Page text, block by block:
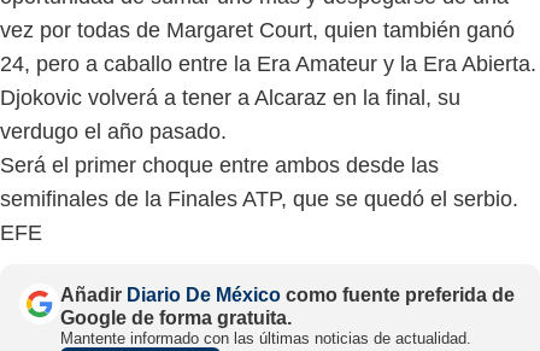
vez por todas de Margaret Court, quien también ganó
24, pero a caballo entre la Era Amateur y la Era Abierta.
Djokovic volverá a tener a Alcaraz en la final, su
verdugo el año pasado.
Será el primer choque entre ambos desde las
semifinales de la Finales ATP, que se quedó el serbio.
EFE
Añadir Diario De México como fuente preferida de
Google de forma gratuita.
Mantente informado con las últimas noticias de actualidad.